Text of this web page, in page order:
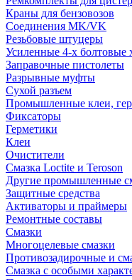
Краны для бензовозов
Соединения MK/VK
Резьбовые штуцеры
Усиленные 4-х болтовые
Заправочные пистолеты
Разрывные муфты
Сухой разъем
Промышленные клеи,
Фиксаторы
Герметики
Клеи
Очистители
Смазка Loctite и Teroson
Другие промышленные
Защитные средства
Активаторы и праймеры
Ремонтные составы
Смазки
Многоцелевые смазки
Противозадирочные и
Смазка с особыми